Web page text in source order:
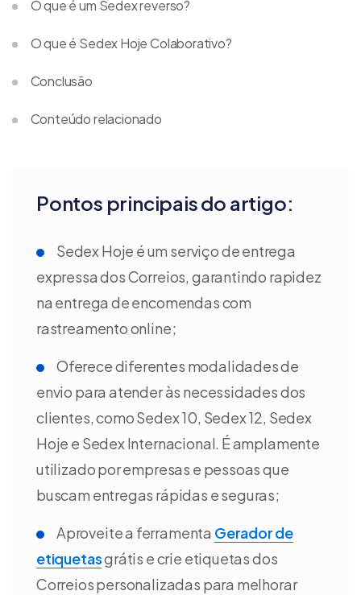
Pontos principais do artigo:
Sedex Hoje é um serviço de entrega
expressa dos Correios, garantindo rapidez
na entrega de encomendas com
rastreamento online;
Oferece diferentes modalidades de
envio para atender às necessidades dos
clientes, como Sedex 10, Sedex 12, Sedex
Hoje e Sedex Internacional. É amplamente
utilizado por empresas e pessoas que
buscam entregas rápidas e seguras;
Aproveite a ferramenta Gerador de
etiquetasgrátis e crie etiquetas dos
Correios personalizadas para melhorar
O que é um Sedex reverso?
O que é Sedex Hoje Colaborativo?
Conclusão
Conteúdo relacionado